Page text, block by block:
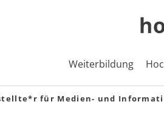
Weiterbildung
für Medien- und